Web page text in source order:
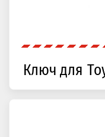
Ключ для